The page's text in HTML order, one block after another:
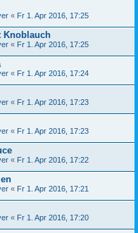
« Fr 1. Apr 2016, 17:25
Knoblauch
« Fr 1. Apr 2016, 17:25
« Fr 1. Apr 2016, 17:24
« Fr 1. Apr 2016, 17:23
« Fr 1. Apr 2016, 17:23
« Fr 1. Apr 2016, 17:22
« Fr 1. Apr 2016, 17:21
« Fr 1. Apr 2016, 17:20